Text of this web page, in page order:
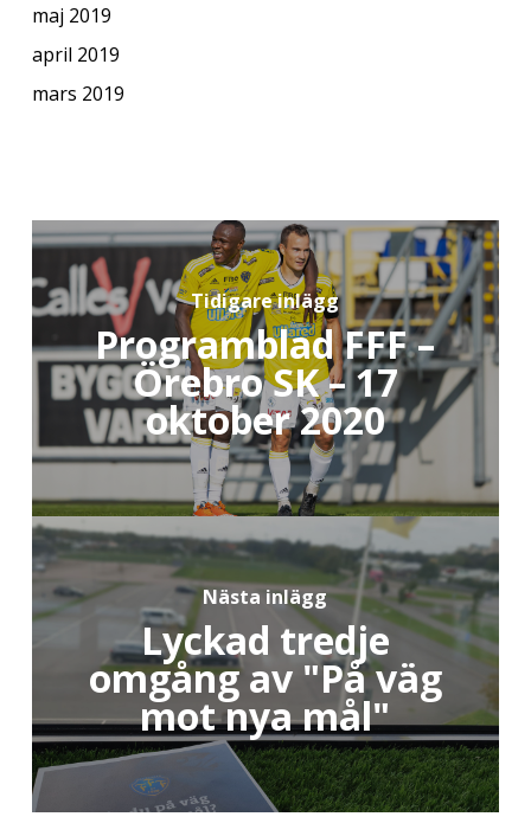
maj 2019
april 2019
mars 2019
Tidigare inlägg
Programblad FFF –
Örebro SK – 17
oktober 2020
Nästa inlägg
Lyckad tredje
omgång av "På väg
mot nya mål"